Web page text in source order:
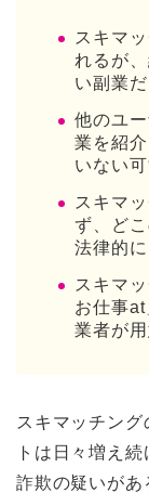
スキマ
れるが
い副業だ
他のユ
業を紹
いない可
スキマ
ず、ど
法律的に
スキマ
お仕事
業者が
スキマッチン
トは日々増え
詐欺の疑いがあ